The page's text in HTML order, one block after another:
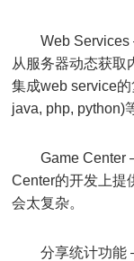
Web Services –
从服务器动态获取
集成web service
java, php, python)
Game Center –
Center的开发上提
会太复杂。
分享统计功能 –